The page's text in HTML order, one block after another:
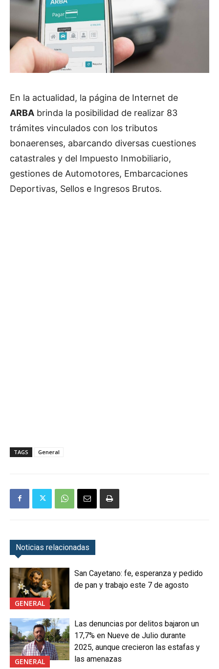
En la actualidad, la página de Internet de
ARBA brinda la posibilidad de realizar 83
trámites vinculados con los tributos
bonaerenses, abarcando diversas cuestiones
catastrales y del Impuesto Inmobiliario,
gestiones de Automotores, Embarcaciones
Deportivas, Sellos e Ingresos Brutos.
TAGS General
Noticias relacionadas
GENERAL
San Cayetano: fe, esperanza y pedido
de pan y trabajo este 7 de agosto
GENERAL
Las denuncias por delitos bajaron un
17,7% en Nueve de Julio durante
2025, aunque crecieron las estafas y
las amenazas